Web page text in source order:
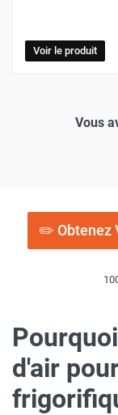
Voir le produit
Vous
✏️ Obtenez
d'air